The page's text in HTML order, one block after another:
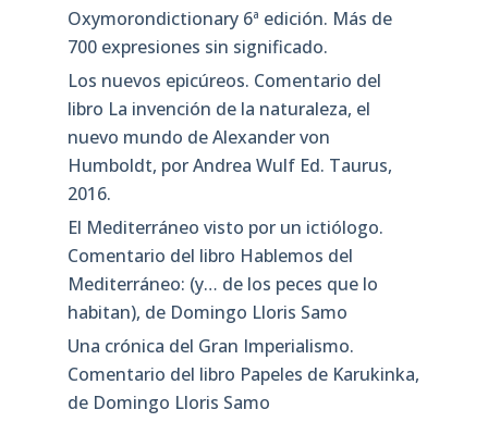
Oxymorondictionary 6ª edición. Más de
700 expresiones sin significado.
Los nuevos epicúreos. Comentario del
libro La invención de la naturaleza, el
nuevo mundo de Alexander von
Humboldt, por Andrea Wulf Ed. Taurus,
2016.
El Mediterráneo visto por un ictiólogo.
Comentario del libro Hablemos del
Mediterráneo: (y… de los peces que lo
habitan), de Domingo Lloris Samo
Una crónica del Gran Imperialismo.
Comentario del libro Papeles de Karukinka,
de Domingo Lloris Samo